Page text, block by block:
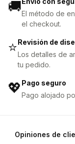
🚚El método de
el checkout.
⭐Revisión de
Los detalles de
tu pedido.
💖 Pago seguro
Pago alojado
Opiniones de